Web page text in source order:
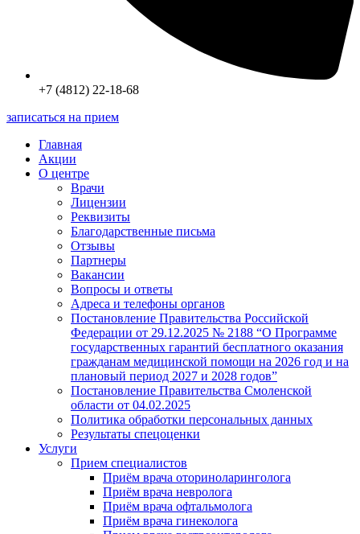
+7 (4812) 22-18-68
записаться на прием
Главная
Акции
О центре
Врачи
Лицензии
Реквизиты
Благодарственные письма
Отзывы
Партнеры
Вакансии
Вопросы и ответы
Адреса и телефоны органов
Постановление Правительства Российской
Федерации от 29.12.2025 № 2188 “О Программе
государственных гарантий бесплатного оказания
гражданам медицинской помощи на 2026 год и на
плановый период 2027 и 2028 годов”
Постановление Правительства Смоленской
области от 04.02.2025
Политика обработки персональных данных
Результаты спецоценки
Услуги
Прием специалистов
Приём врача оториноларинголога
Приём врача невролога
Приём врача офтальмолога
Приём врача гинеколога